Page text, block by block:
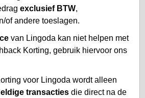
exclusief BTW,
of andere toeslagen.
van Lingoda kan niet helpen met
Korting, gebruik hiervoor ons
voor Lingoda wordt alleen
transacties die direct na de